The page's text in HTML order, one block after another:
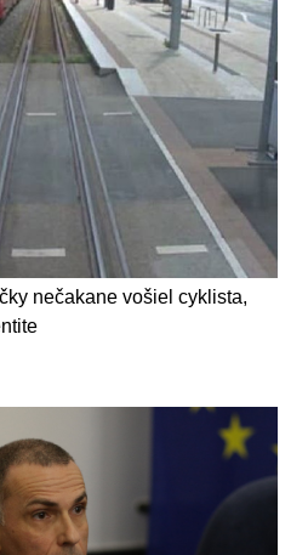
nečakane vošiel cyklista,